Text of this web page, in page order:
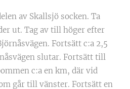
av Skallsjö socken. Ta
ut. Tag av till höger efter
Fortsätt c:a 2,5
slutar. Fortsätt till
c:a en km, där vid
går till vänster. Fortsätt en